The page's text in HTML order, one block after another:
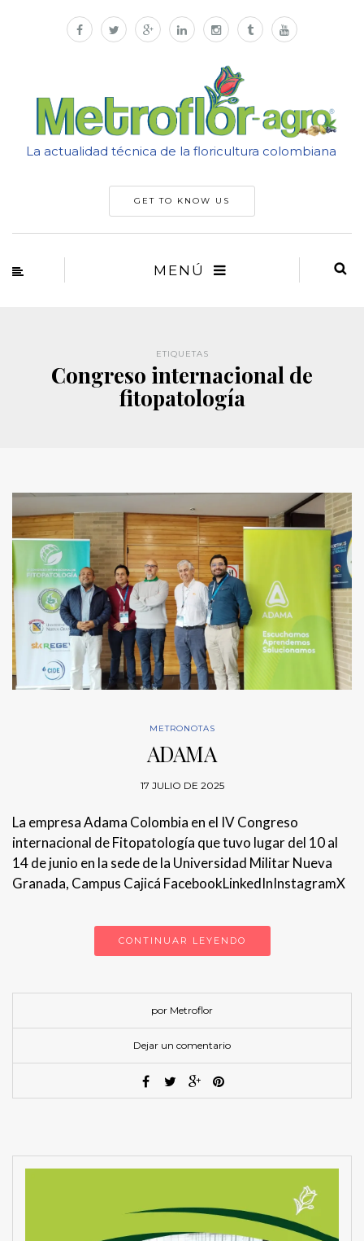
La actualidad técnica de la floricultura colombiana
GET TO KNOW US
MENÚ
ETIQUETAS
Congreso internacional de
fitopatología
METRONOTAS
ADAMA
17 JULIO DE 2025
La empresa Adama Colombia en el IV Congreso
internacional de Fitopatología que tuvo lugar del 10 al
14 de junio en la sede de la Universidad Militar Nueva
Granada, Campus Cajicá FacebookLinkedInInstagramX
CONTINUAR LEYENDO
por Metroflor
Dejar un comentario